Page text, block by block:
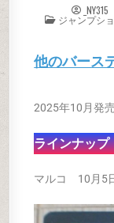
_NY315
POSTED IN
ジャンプシ
他のバース
2025年10月発
ラインナップ
マルコ 10月5